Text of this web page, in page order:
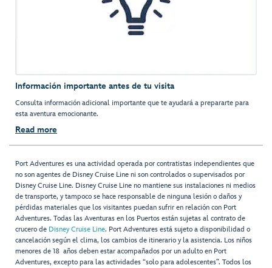
Información importante antes de tu visita
Consulta información adicional importante que te ayudará a prepararte para
esta aventura emocionante.
Read more
Port Adventures es una actividad operada por contratistas independientes que
no son agentes de Disney Cruise Line ni son controlados o supervisados por
Disney Cruise Line. Disney Cruise Line no mantiene sus instalaciones ni medios
de transporte, y tampoco se hace responsable de ninguna lesión o daños y
pérdidas materiales que los visitantes puedan sufrir en relación con Port
Adventures. Todas las Aventuras en los Puertos están sujetas al contrato de
crucero de Disney Cruise Line. Port Adventures está sujeto a disponibilidad o
cancelación según el clima, los cambios de itinerario y la asistencia. Los niños
menores de 18 años deben estar acompañados por un adulto en Port
Adventures, excepto para las actividades “solo para adolescentes”. Todos los